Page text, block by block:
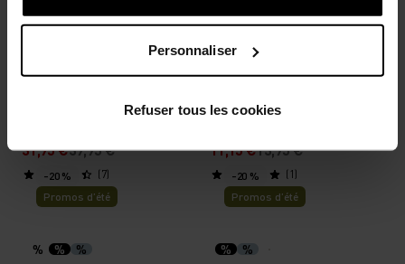
Personnaliser
Refuser tous les cookies
Promos d’été
%
Ceinture de running Sports
31,95 €39,95 €
(7)
Promos d’été
% % %
Socquettes Essential
11,15 €13,95 €
(1)
-20 %
Promos d’été
% % %
-20 %
Promos d’été
% %